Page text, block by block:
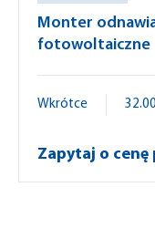
Monter
fotowoltaiczne
Wkrótce
Zapytaj o cenę